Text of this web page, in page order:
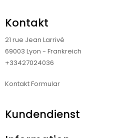
Kontakt
21 rue Jean Larrivé
69003 Lyon - Frankreich
+33427024036
Kontakt Formular
Kundendienst